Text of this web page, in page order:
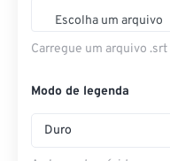
Escolha um arquivo
Carregue um arquivo .srt
Modo de legenda
Duro